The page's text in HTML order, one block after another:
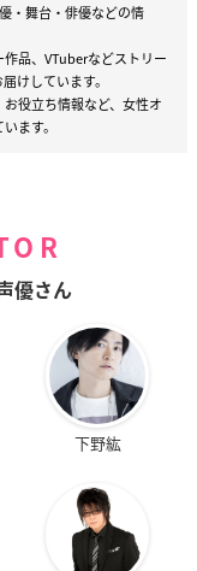
・舞台・俳優などの情
品、VTuberなどストリー
けしています。
役立ち情報など、女性オ
ます。
優さん
下野紘